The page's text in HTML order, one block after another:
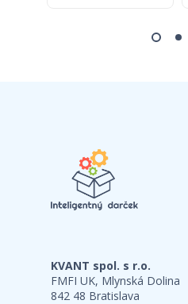
KVANT spol. s r.o.
FMFI UK, Mlynská Dolina
842 48 Bratislava